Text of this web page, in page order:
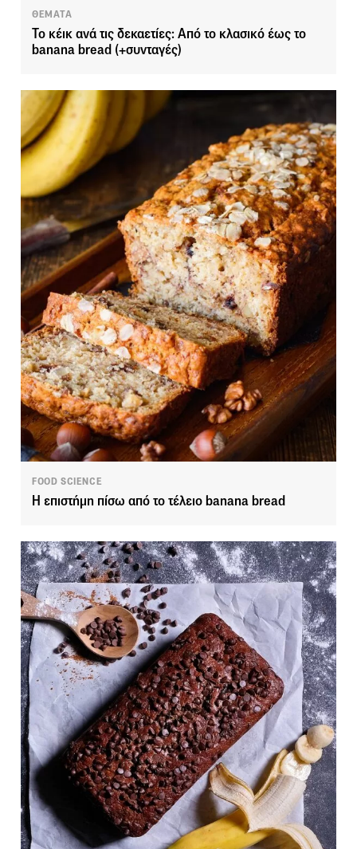
ΘΕΜΑΤΑ
Το κέικ ανά τις δεκαετίες: Από το κλασικό έως το
banana bread (+συνταγές)
FOOD SCIENCE
Η επιστήμη πίσω από το τέλειο banana bread